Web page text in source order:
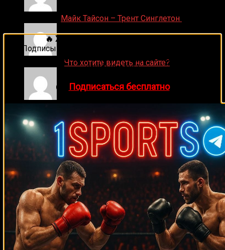
Майк Тайсон – Трент Синглетон
Что хотите видеть на сайте?
Ляяляляляояо onСмотреть UFC 324: Гэйтжи –
Пимблетт
Medik onСмотреть UFC 322 Делла Маддалена –
Махачев
Случайные боксеры
🔥 Хочешь зарабатывать на спорте?
Подписывайся на наш Telegram-канал
прогнозы на единоборства и другие виды спорта
каждый день!
👉 Подписаться бесплатно